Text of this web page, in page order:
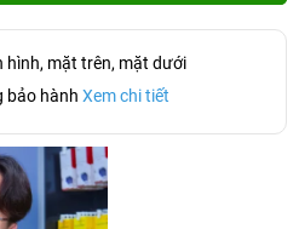
hình, mặt trên, mặt dưới
bảo hành Xem chi tiết